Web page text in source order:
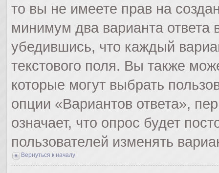
то вы не имеете прав на
минимум два варианта ответа
убедившись, что каждый
текстового поля. Вы также
которые могут выбрать
опции «Вариантов ответа»,
означает, что опрос будет
пользователей изменять
Вернуться к началу